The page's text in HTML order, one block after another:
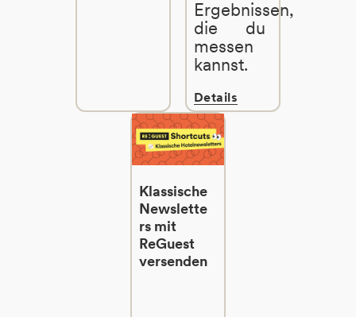
Ergebnissen,
die du
messen
kannst.
Details
Klassische
Newslette
rs mit
ReGuest
versenden